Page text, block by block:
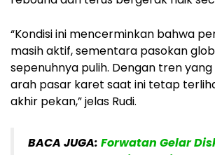
“Kondisi ini mencerminkan bahwa
masih aktif, sementara pasokan
sepenuhnya pulih. Dengan tren
arah pasar karet saat ini tetap
akhir pekan,” jelas Rudi.
BACA JUGA: Forwatan Gelar